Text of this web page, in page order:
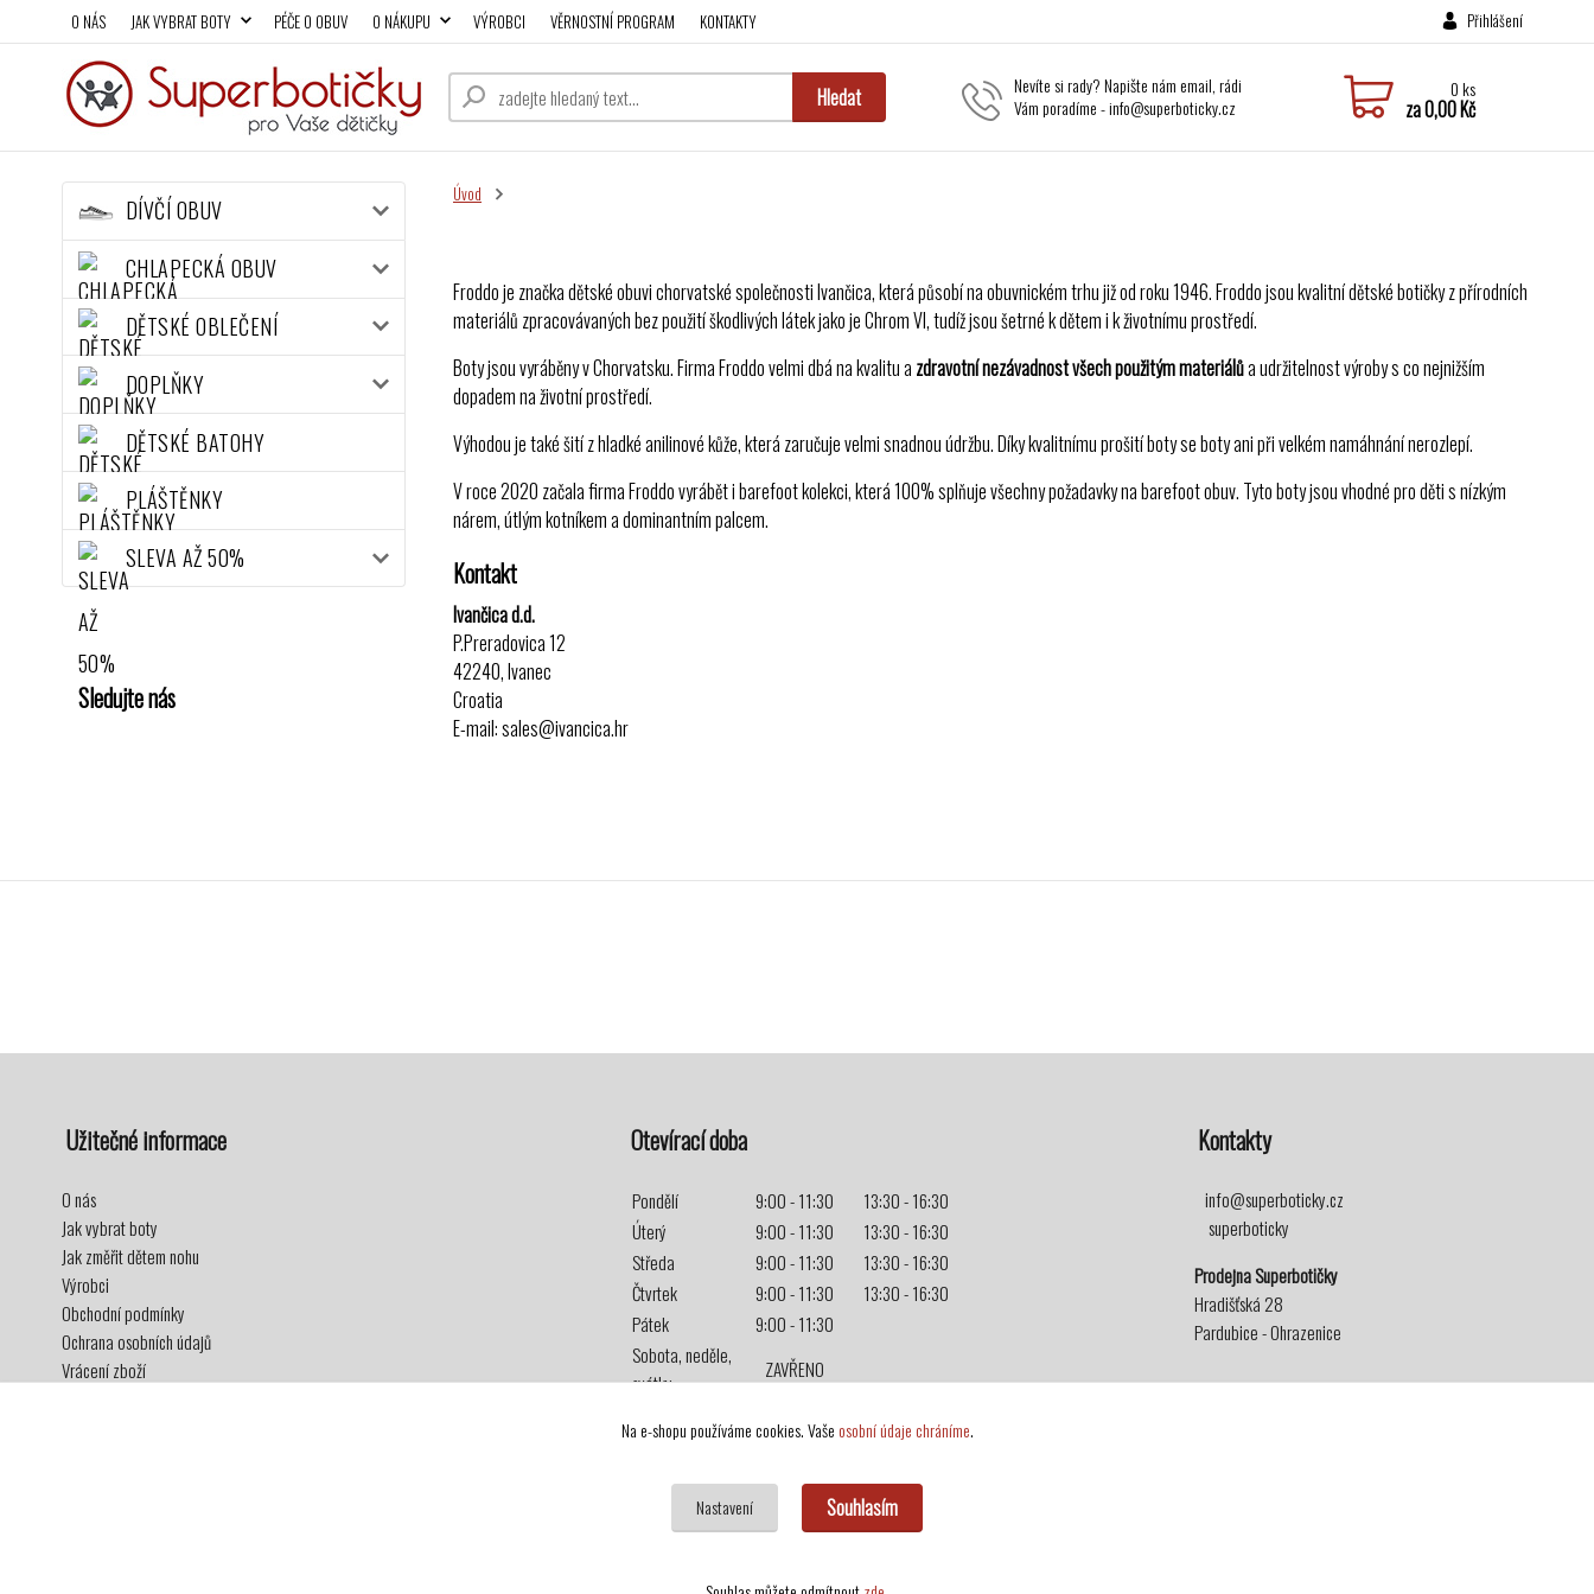
O NÁS JAK VYBRAT BOTY PÉČE O OBUV O NÁKUPU VÝROBCI VĚRNOSTNÍ PROGRAM KONTAKTY Přihlášení
Hledat
Nevíte si rady? Napište nám email, rádi
Vám poradíme - info@superboticky.cz
0ks
za0,00 Kč
DÍVČÍ OBUV
CHLAPECKÁ OBUV
DĚTSKÉ OBLEČENÍ
DOPLŇKY
DĚTSKÉ BATOHY
PLÁŠTĚNKY
SLEVA AŽ 50%
Sledujte nás
Úvod
Froddo je značka dětské obuvi chorvatské společnosti Ivančica, která působí na obuvnickém trhu již od roku 1946. Froddo jsou kvalitní dětské botičky z přírodních
materiálů zpracovávaných bez použití škodlivých látek jako je Chrom VI, tudíž jsou šetrné k dětem i k životnímu prostředí.
Boty jsou vyráběny v Chorvatsku. Firma Froddo velmi dbá na kvalitu a zdravotní nezávadnost všech použitým materiálůa udržitelnost výroby s co nejnižším
dopadem na životní prostředí.
Výhodou je také šití z hladké anilinové kůže, která zaručuje velmi snadnou údržbu. Díky kvalitnímu prošití boty se boty ani při velkém namáhnání nerozlepí.
V roce 2020 začala firma Froddo vyrábět i barefoot kolekci, která 100% splňuje všechny požadavky na barefoot obuv. Tyto boty jsou vhodné pro děti s nízkým
nárem, útlým kotníkem a dominantním palcem.
Kontakt
Ivančica d.d.
P.Preradovica 12
42240, Ivanec
Croatia
E-mail: sales@ivancica.hr
Užitečné informace
O nás
Jak vybrat boty
Jak změřit dětem nohu
Výrobci
Obchodní podmínky
Ochrana osobních údajů
Vrácení zboží
Otevírací doba
Pondělí 9:00 - 11:30
13:30 - 16:30
Úterý
9:00 - 11:30
13:30 - 16:30
Středa
9:00 - 11:30
13:30 - 16:30
Čtvrtek
9:00 - 11:30
13:30 - 16:30
Pátek
9:00 - 11:30
Sobota, neděle,
svátky
ZAVŘENO
Kontakty
info@superboticky.cz
superboticky
Prodejna Superbotičky
Hradišťská 28
Pardubice - Ohrazenice
Na e-shopu používáme cookies. Vašeosobní údaje chráníme.
Nastavení Souhlasím